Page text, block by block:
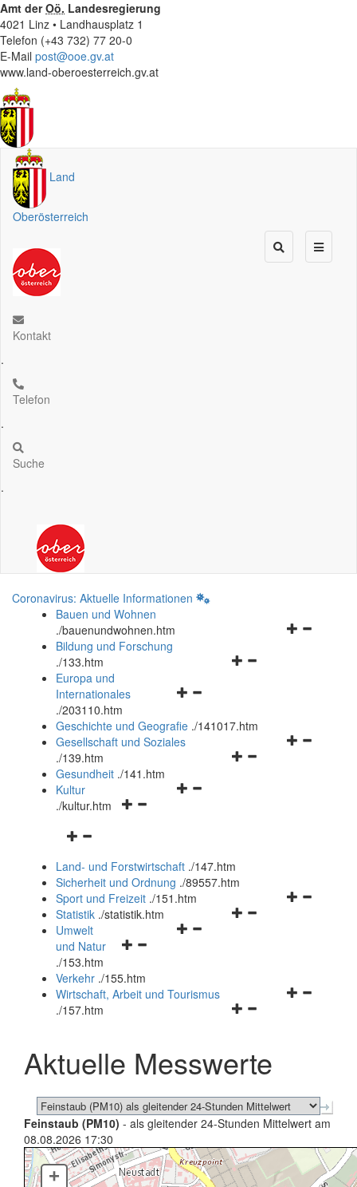
Amt derOö. Landesregierung
4021 Linz • Landhausplatz 1
Telefon (+43 732) 77 20-0
E-Mail post@ooe.gv.at
www.land-oberoesterreich.gv.at
Land
Oberösterreich
Kontakt
.
Telefon
.
Suche
.
Coronavirus: Aktuelle Informationen
Bauen und Wohnen
./bauenundwohnen.htm
Navigationsmenü
Bildung und Forschung
./133.htm
Navigationsmenü
und
schließen
Europa und
Internationales
./203110.htm
Geschichte und Geografie ./141017.htm
Navigationsmenü
Gesellschaft und Soziales
./139.htm
Navigationsmenü
Gesundheit ./141.htm
Navigationsmenü
Kultur
./kultur.htm
Navigationsmenü
und
schließen
Land- und Forstwirtschaft ./147.htm
Sicherheit und Ordnung ./89557.htm
Navigationsmenü
Sport und Freizeit ./151.htm
Navigationsmenü
Statistik ./statistik.htm
Navigationsmenü
und
schließen
Umwelt
und Natur
./153.htm
Verkehr ./155.htm
Navigationsmenü
schließen
Wirtschaft, Arbeit und Tourismus
./157.htm
Aktuelle Messwerte
Feinstaub (PM10) - als gleitender 24-Stunden Mittelwert am
08.08.2026 17:30
+